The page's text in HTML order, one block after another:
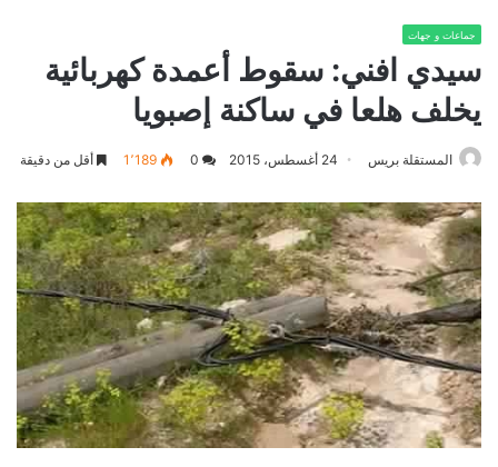
جماعات و جهات
سيدي افني: سقوط أعمدة كهربائية
يخلف هلعا في ساكنة إصبويا
المستقلة بريس 24 أغسطس، 2015 0 1٬189 أقل من دقيقة